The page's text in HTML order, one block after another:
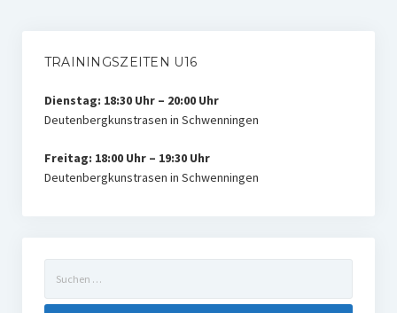
TRAININGSZEITEN U16
Dienstag: 18:30 Uhr – 20:00 Uhr
Deutenbergkunstrasen in Schwenningen
Freitag: 18:00 Uhr – 19:30 Uhr
Deutenbergkunstrasen in Schwenningen
nach: